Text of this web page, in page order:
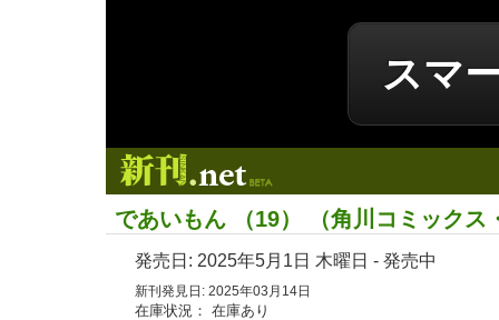
スマ
であいもん （19） （角川コミックス
発売日: 2025年5月1日 木曜日 - 発売中
新刊発見日: 2025年03月14日
在庫状況： 在庫あり